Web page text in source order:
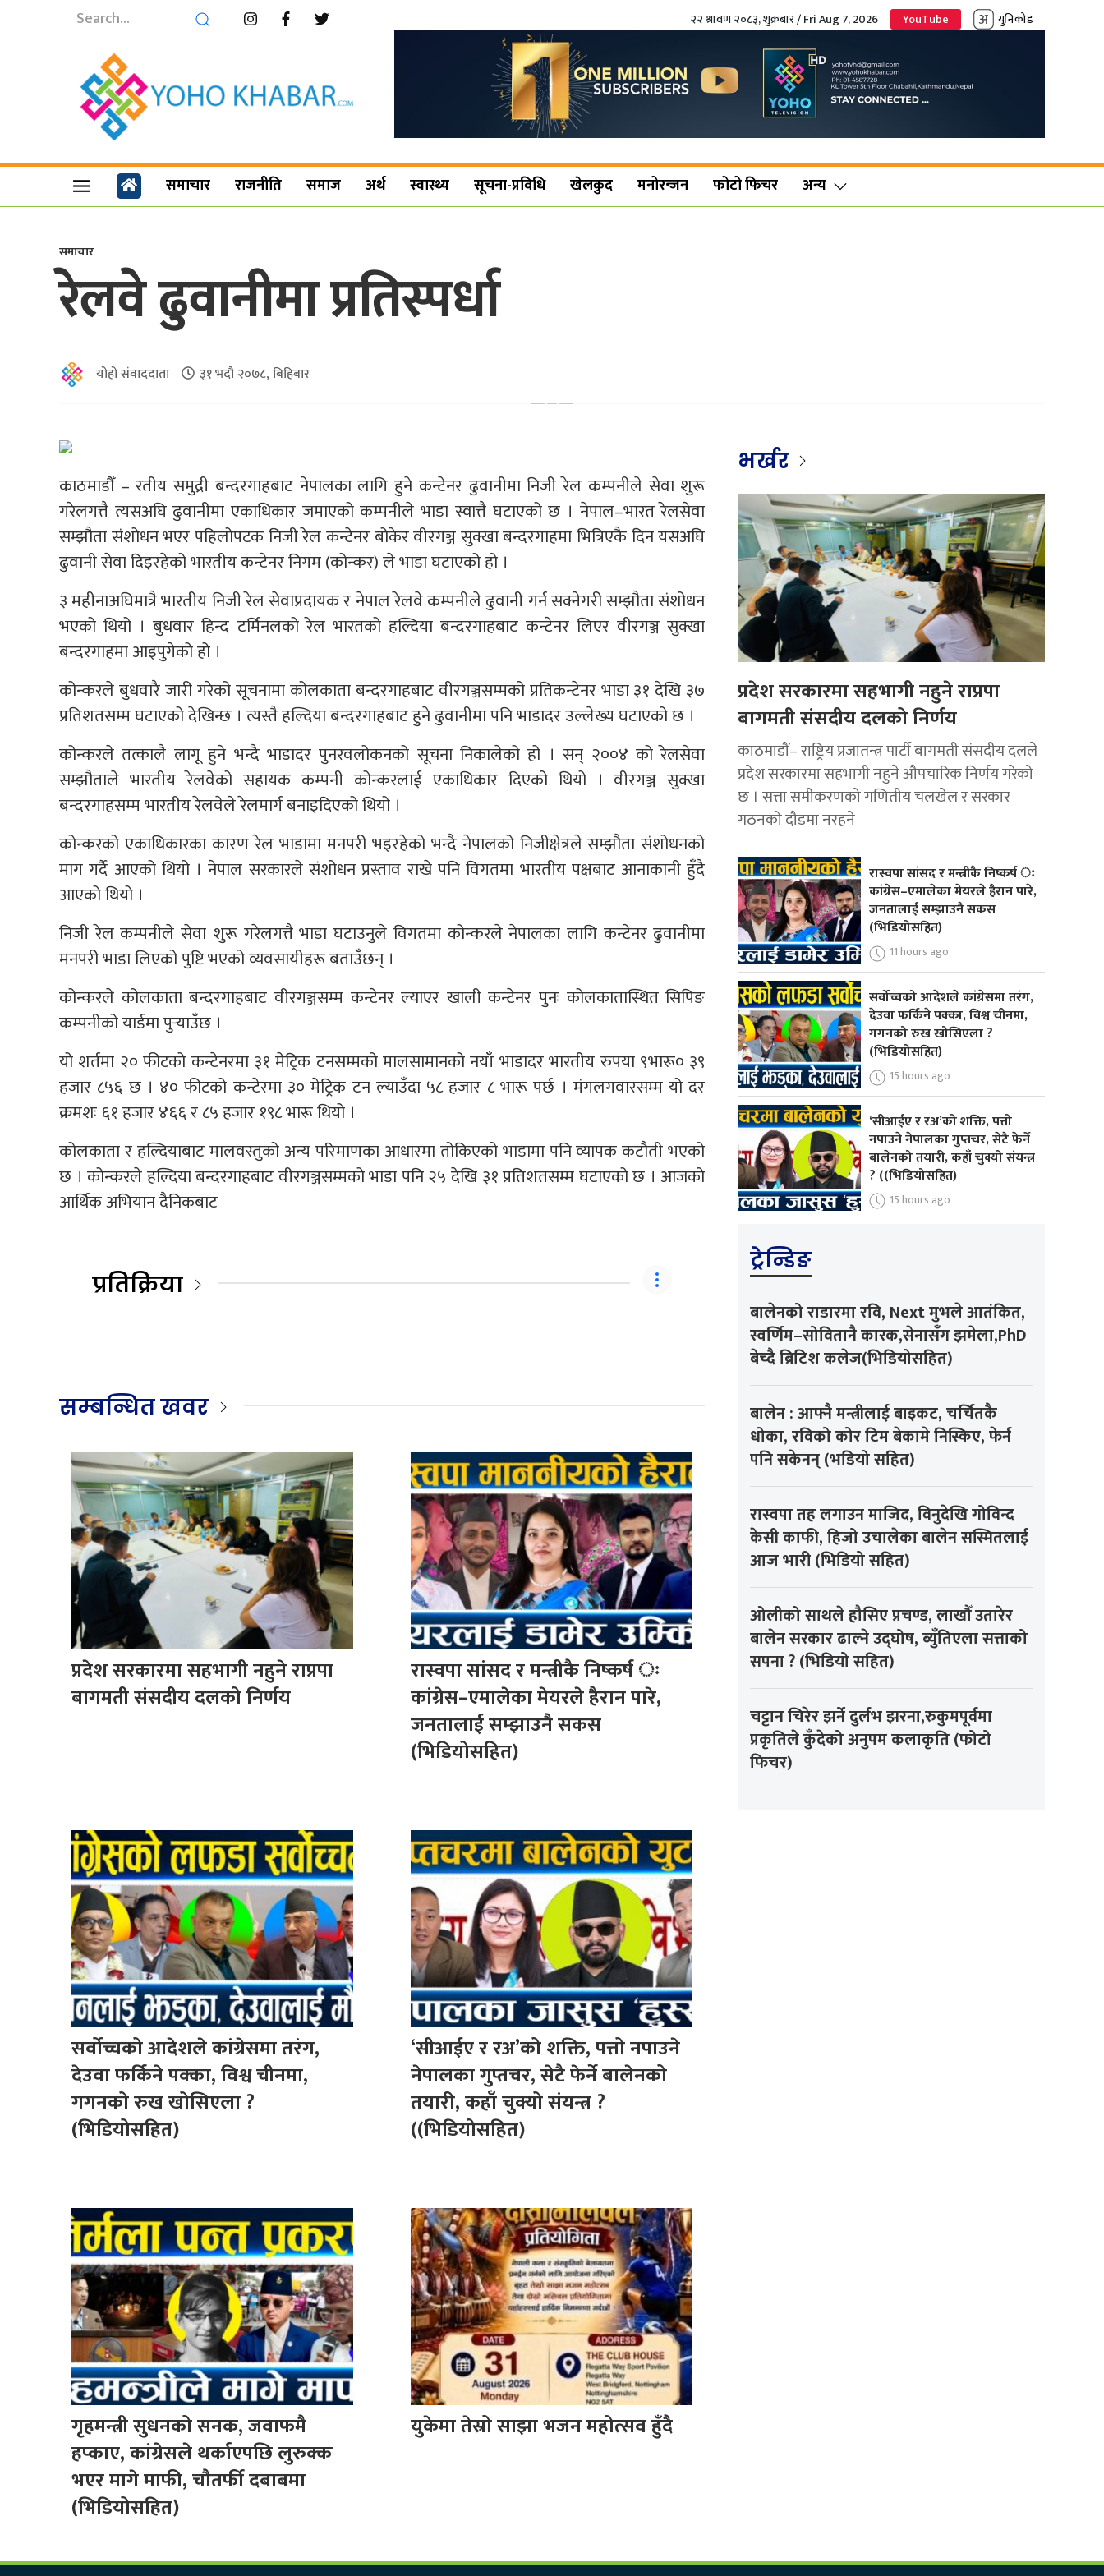
२२ श्रावण २०८३, शुक्रबार / Fri Aug 7, 2026 YouTube युनिकोड
समाचार राजनीति समाज अर्थ स्वास्थ्य सूचना-प्रविधि खेलकुद मनोरन्जन फोटो फिचर अन्य
समाचार
रेलवे ढुवानीमा प्रतिस्पर्धा
योहो संवाददाता ३१ भदौ २०७८, बिहिबार
काठमाडौँ – रतीय समुद्री बन्दरगाहबाट नेपालका लागि हुने कन्टेनर ढुवानीमा निजी रेल कम्पनीले सेवा शुरू
गरेलगत्तै त्यसअघि ढुवानीमा एकाधिकार जमाएको कम्पनीले भाडा स्वात्तै घटाएको छ । नेपाल–भारत रेलसेवा
सम्झौता संशोधन भएर पहिलोपटक निजी रेल कन्टेनर बोकेर वीरगञ्ज सुक्खा बन्दरगाहमा भित्रिएकै दिन यसअघि
ढुवानी सेवा दिइरहेको भारतीय कन्टेनर निगम (कोन्कर) ले भाडा घटाएको हो ।
३ महीनाअघिमात्रै भारतीय निजी रेल सेवाप्रदायक र नेपाल रेलवे कम्पनीले ढुवानी गर्न सक्नेगरी सम्झौता संशोधन
भएको थियो । बुधवार हिन्द टर्मिनलको रेल भारतको हल्दिया बन्दरगाहबाट कन्टेनर लिएर वीरगञ्ज सुक्खा
बन्दरगाहमा आइपुगेको हो ।
कोन्करले बुधवारै जारी गरेको सूचनामा कोलकाता बन्दरगाहबाट वीरगञ्जसम्मको प्रतिकन्टेनर भाडा ३१ देखि ३७
प्रतिशतसम्म घटाएको देखिन्छ । त्यस्तै हल्दिया बन्दरगाहबाट हुने ढुवानीमा पनि भाडादर उल्लेख्य घटाएको छ ।
कोन्करले तत्कालै लागू हुने भन्दै भाडादर पुनरवलोकनको सूचना निकालेको हो । सन् २००४ को रेलसेवा
सम्झौताले भारतीय रेलवेको सहायक कम्पनी कोन्करलाई एकाधिकार दिएको थियो । वीरगञ्ज सुक्खा
बन्दरगाहसम्म भारतीय रेलवेले रेलमार्ग बनाइदिएको थियो ।
कोन्करको एकाधिकारका कारण रेल भाडामा मनपरी भइरहेको भन्दै नेपालको निजीक्षेत्रले सम्झौता संशोधनको
माग गर्दै आएको थियो । नेपाल सरकारले संशोधन प्रस्ताव राखे पनि विगतमा भारतीय पक्षबाट आनाकानी हुँदै
आएको थियो ।
निजी रेल कम्पनीले सेवा शुरू गरेलगत्तै भाडा घटाउनुले विगतमा कोन्करले नेपालका लागि कन्टेनर ढुवानीमा
मनपरी भाडा लिएको पुष्टि भएको व्यवसायीहरू बताउँछन् ।
कोन्करले कोलकाता बन्दरगाहबाट वीरगञ्जसम्म कन्टेनर ल्याएर खाली कन्टेनर पुनः कोलकातास्थित सिपिङ
कम्पनीको यार्डमा पुर्‍याउँछ ।
यो शर्तमा २० फीटको कन्टेनरमा ३१ मेट्रिक टनसम्मको मालसामानको नयाँ भाडादर भारतीय रुपया ९भारू० ३९
हजार ८५६ छ । ४० फीटको कन्टेरमा ३० मेट्रिक टन ल्याउँदा ५८ हजार ८ भारू पर्छ । मंगलगवारसम्म यो दर
क्रमशः ६१ हजार ४६६ र ८५ हजार १९८ भारू थियो ।
कोलकाता र हल्दियाबाट मालवस्तुको अन्य परिमाणका आधारमा तोकिएको भाडामा पनि व्यापक कटौती भएको
छ । कोन्करले हल्दिया बन्दरगाहबाट वीरगञ्जसम्मको भाडा पनि २५ देखि ३१ प्रतिशतसम्म घटाएको छ । आजको
आर्थिक अभियान दैनिकबाट
प्रतिक्रिया
सम्बन्धित खवर
प्रदेश सरकारमा सहभागी नहुने राप्रपा
बागमती संसदीय दलको निर्णय
रास्वपा सांसद र मन्त्रीकै निष्कर्ष ः
कांग्रेस–एमालेका मेयरले हैरान पारे,
जनतालाई सम्झाउनै सकस
(भिडियोसहित)
सर्वोच्चको आदेशले कांग्रेसमा तरंग,
देउवा फर्किने पक्का, विश्व चीनमा,
गगनको रुख खोसिएला ?
(भिडियोसहित)
‘सीआईए र रअ’को शक्ति, पत्तो नपाउने
नेपालका गुप्तचर, सेटै फेर्ने बालेनको
तयारी, कहाँ चुक्यो संयन्त्र ?
((भिडियोसहित)
गृहमन्त्री सुधनको सनक, जवाफमै
हप्काए, कांग्रेसले थर्काएपछि लुरुक्क
भएर मागे माफी, चौतर्फी दबाबमा
(भिडियोसहित)
युकेमा तेस्रो साझा भजन महोत्सव हुँदै
भर्खर
प्रदेश सरकारमा सहभागी नहुने राप्रपा
बागमती संसदीय दलको निर्णय
काठमाडौं– राष्ट्रिय प्रजातन्त्र पार्टी बागमती संसदीय दलले
प्रदेश सरकारमा सहभागी नहुने औपचारिक निर्णय गरेको
छ । सत्ता समीकरणको गणितीय चलखेल र सरकार
गठनको दौडमा नरहने
रास्वपा सांसद र मन्त्रीकै निष्कर्ष ः
कांग्रेस–एमालेका मेयरले हैरान पारे,
जनतालाई सम्झाउनै सकस
(भिडियोसहित)
11 hours ago
सर्वोच्चको आदेशले कांग्रेसमा तरंग,
देउवा फर्किने पक्का, विश्व चीनमा,
गगनको रुख खोसिएला ?
(भिडियोसहित)
15 hours ago
‘सीआईए र रअ’को शक्ति, पत्तो
नपाउने नेपालका गुप्तचर, सेटै फेर्ने
बालेनको तयारी, कहाँ चुक्यो संयन्त्र
? ((भिडियोसहित)
15 hours ago
ट्रेन्डिङ
बालेनको राडारमा रवि, Next मुभले आतंकित,
स्वर्णिम–सोवितानै कारक,सेनासँग झमेला,PhD
बेच्दै ब्रिटिश कलेज(भिडियोसहित)
बालेन : आफ्नै मन्त्रीलाई बाइकट, चर्चितकै
धोका, रविको कोर टिम बेकामे निस्किए, फेर्न
पनि सकेनन् (भडियो सहित)
रास्वपा तह लगाउन माजिद, विनुदेखि गोविन्द
केसी काफी, हिजो उचालेका बालेन सस्मितलाई
आज भारी (भिडियो सहित)
ओलीको साथले हौसिए प्रचण्ड, लाखौँ उतारेर
बालेन सरकार ढाल्ने उद्घोष, ब्युँतिएला सत्ताको
सपना ? (भिडियो सहित)
चट्टान चिरेर झर्ने दुर्लभ झरना,रुकुमपूर्वमा
प्रकृतिले कुँदेको अनुपम कलाकृति (फोटो
फिचर)